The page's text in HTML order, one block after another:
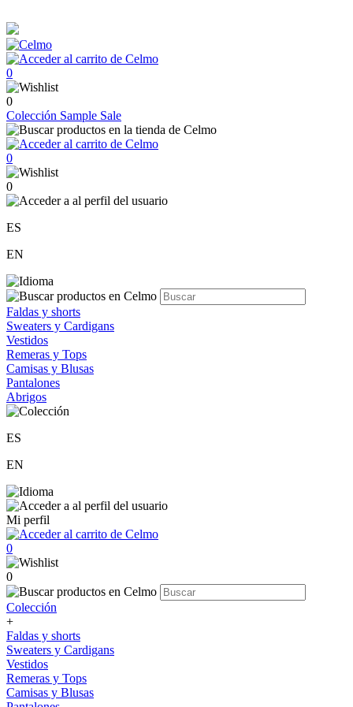
0
0
Colección Sample Sale
0
0
ES
EN
Faldas y shorts
Sweaters y Cardigans
Vestidos
Remeras y Tops
Camisas y Blusas
Pantalones
Abrigos
ES
EN
Mi perfil
0
0
Colección
+
Faldas y shorts
Sweaters y Cardigans
Vestidos
Remeras y Tops
Camisas y Blusas